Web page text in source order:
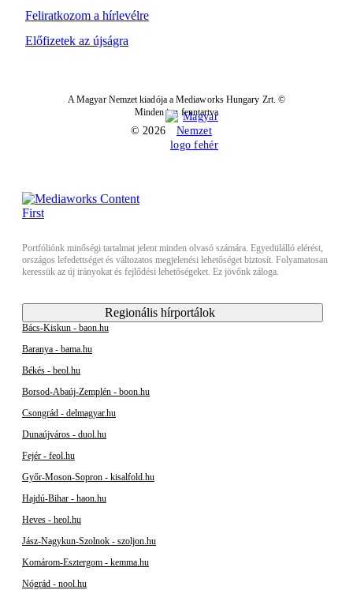
Feliratkozom a hírlevélre
Előfizetek az újságra
A Magyar Nemzet kiadója a Mediaworks Hungary Zrt. ©
Minden jog fenntartva
© 2026
Portfóliónk minőségi tartalmat jelent minden olvasó számára. Egyedülálló elérést,
országos lefedettséget és változatos megjelenési lehetőséget biztosít. Folyamatosan
keressük az új irányokat és fejlődési lehetőségeket. Ez jövőnk záloga.
Regionális hírportálok
Bács-Kiskun - baon.hu
Baranya - bama.hu
Békés - beol.hu
Borsod-Abaúj-Zemplén - boon.hu
Csongrád - delmagyar.hu
Dunaújváros - duol.hu
Fejér - feol.hu
Győr-Moson-Sopron - kisalfold.hu
Hajdú-Bihar - haon.hu
Heves - heol.hu
Jász-Nagykun-Szolnok - szoljon.hu
Komárom-Esztergom - kemma.hu
Nógrád - nool.hu